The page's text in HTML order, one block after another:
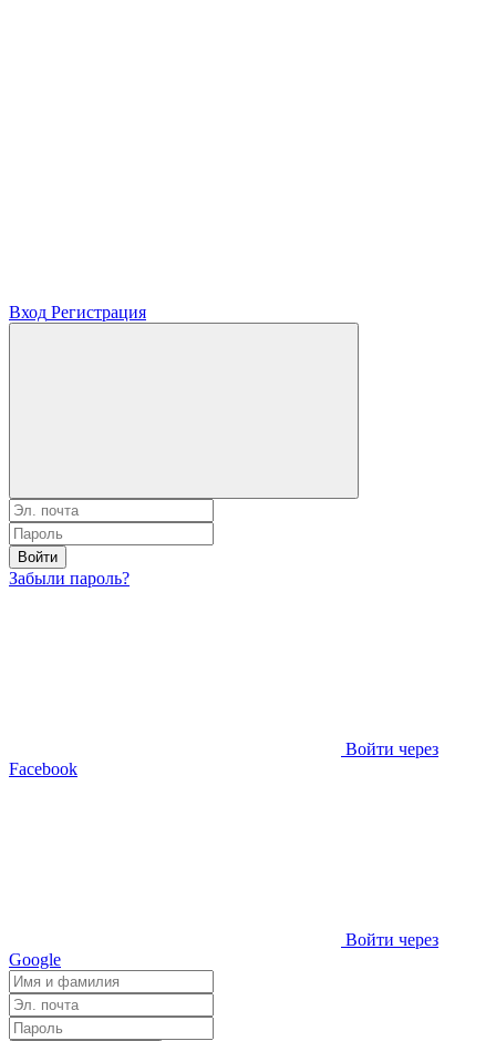
Вход Регистрация
Войти
Забыли пароль?
Войти через
Facebook
Войти через
Google